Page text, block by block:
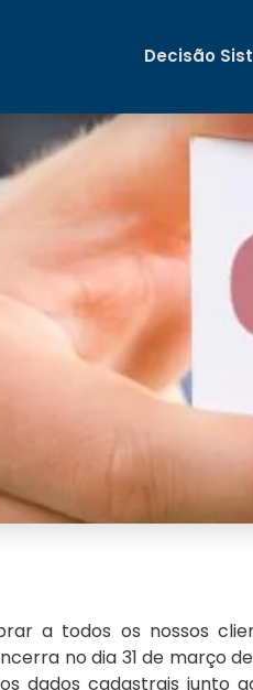
Decisão
a todos os nossos
no dia 31 de março de
dados cadastrais junto